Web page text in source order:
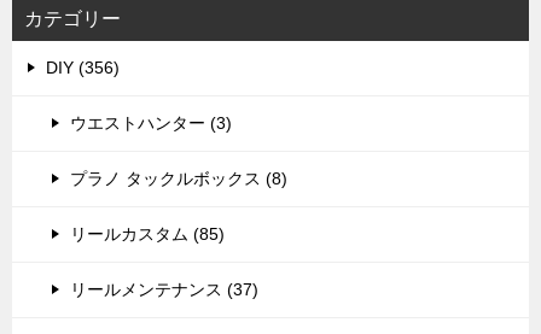
カテゴリー
DIY (356)
ウエストハンター (3)
プラノ タックルボックス (8)
リールカスタム (85)
リールメンテナンス (37)